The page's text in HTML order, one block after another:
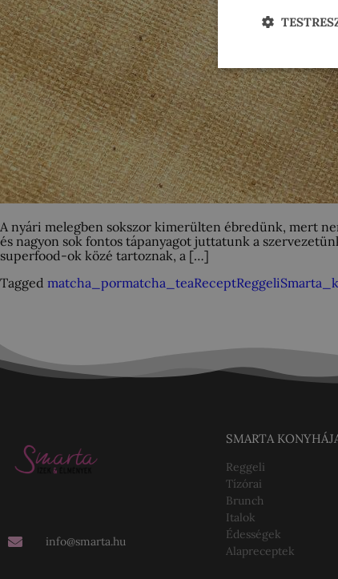
A nyári melegben sokszor kimerülten ébredünk, mert
és nagyon sok fontos tápanyagot juttatunk a
superfood-ok közé tartoznak, a […]
Tagged matcha_pormatcha_teaReceptReggeli
info@smarta.hu
SMARTA
Reggeli
Tízórai
Brunch
Italok
Édességek
Alapreceptek